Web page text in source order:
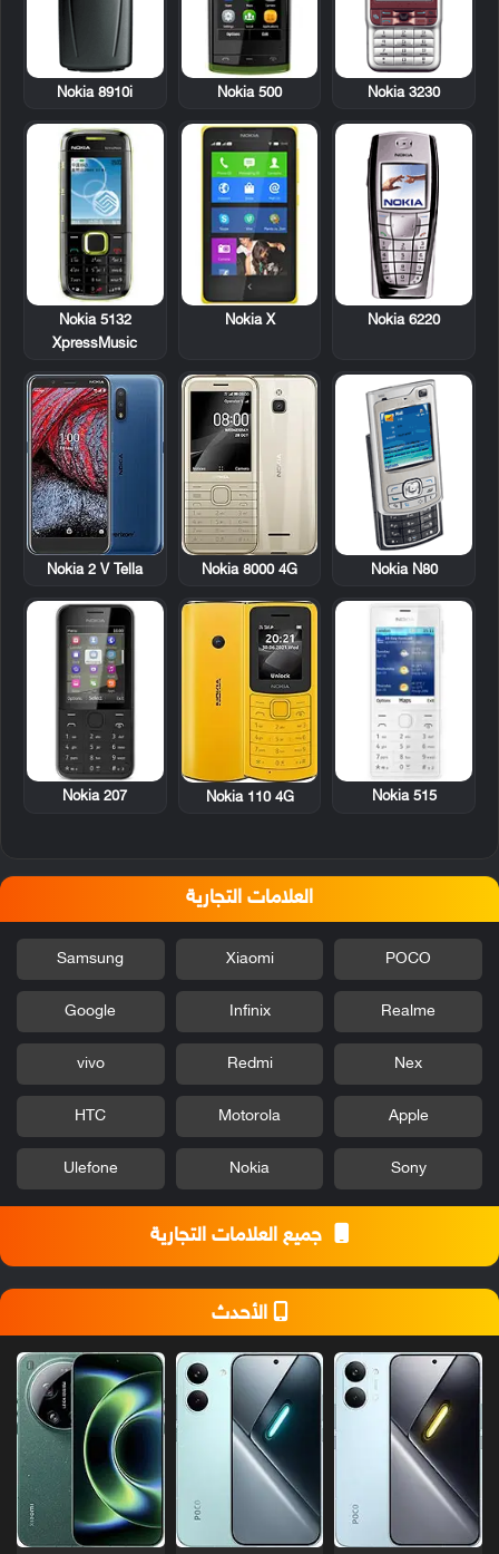
Nokia 3230
Nokia 500
Nokia 8910i
Nokia 6220
Nokia X
Nokia 5132
XpressMusic
Nokia N80
Nokia 8000 4G
Nokia 2 V Tella
Nokia 515
Nokia 110 4G
Nokia 207
العلامات التجارية
POCO
Xiaomi
Samsung
Realme
Infinix
Google
Nex
Redmi
vivo
Apple
Motorola
HTC
Sony
Nokia
Ulefone
جميع العلامات التجارية
الأحدث